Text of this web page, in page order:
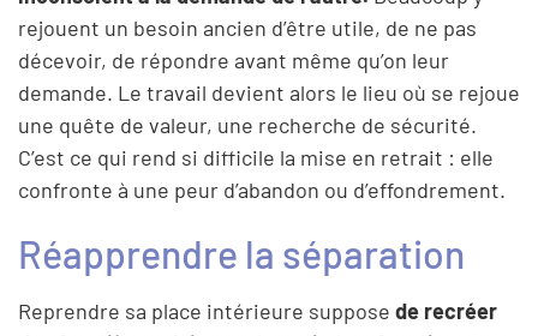
rejouent un besoin ancien d’être utile, de ne pas
décevoir, de répondre avant même qu’on leur
demande. Le travail devient alors le lieu où se rejoue
une quête de valeur, une recherche de sécurité.
C’est ce qui rend si difficile la mise en retrait : elle
confronte à une peur d’abandon ou d’effondrement.
Réapprendre la séparation
Reprendre sa place intérieure suppose de recréer